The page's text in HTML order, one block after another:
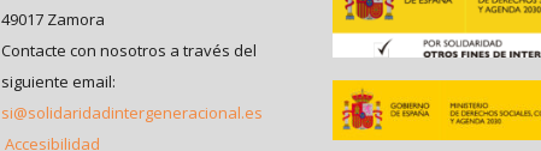
49017 Zamora
Contacte con nosotros a través del
siguiente email:
si@solidaridadintergeneracional.es
Accesibilidad